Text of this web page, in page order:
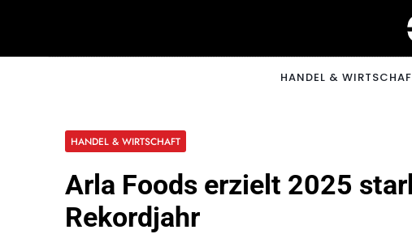
HANDEL &
HANDEL & WIRTSCHAFT
Arla Foods erzielt 2025
Rekordjahr